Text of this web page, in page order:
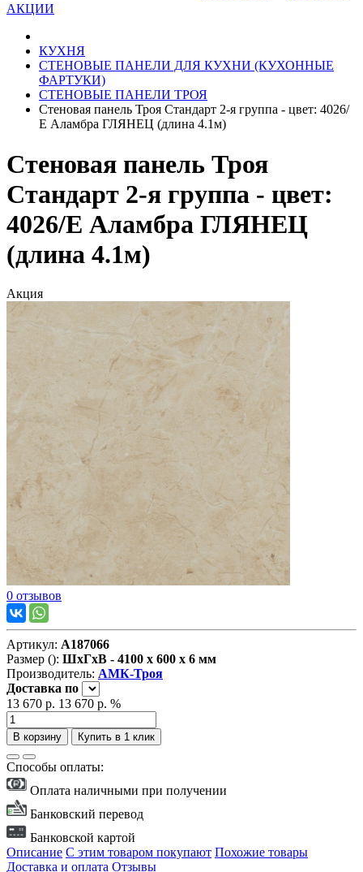
АКЦИИ
КУХНЯ
СТЕНОВЫЕ ПАНЕЛИ ДЛЯ КУХНИ (КУХОННЫЕ
ФАРТУКИ)
СТЕНОВЫЕ ПАНЕЛИ ТРОЯ
Стеновая панель Троя Стандарт 2-я группа - цвет: 4026/
Е Аламбра ГЛЯНЕЦ (длина 4.1м)
Стеновая панель Троя
Стандарт 2-я группа - цвет:
4026/Е Аламбра ГЛЯНЕЦ
(длина 4.1м)
Акция
0 отзывов
Артикул: А187066
Размер (): ШxГxВ - 4100 x 600 x 6 мм
Производитель: АМК-Троя
Доставка по
13 670 р. 13 670 р. %
В корзину Купить в 1 клик
Способы оплаты:
Оплата наличными при получении
Банковский перевод
Банковской картой
Описание С этим товаром покупают Похожие товары
Доставка и оплата Отзывы